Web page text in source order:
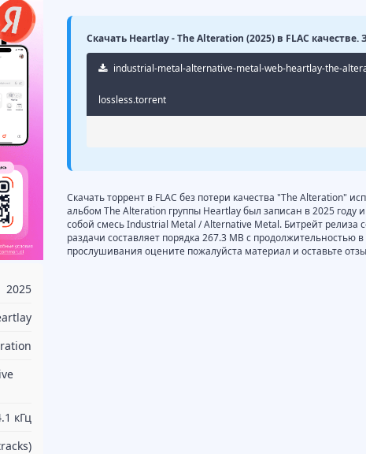
2025
кГц
Скачать Heartlay - The Alteration (2025) в FLAC качестве.
industrial-metal-alternative-metal-web-heartlay-the-
lossless.torrent
Скачать торрент в FLAC без потери качества "The Alteration"
альбом The Alteration группы Heartlay был записан в 2025 году
собой смесь Industrial Metal / Alternative Metal. Битрейт релиза
раздачи составляет порядка 267.3 MB с продолжительностью
прослушивания оцените пожалуйста материал и оставьте